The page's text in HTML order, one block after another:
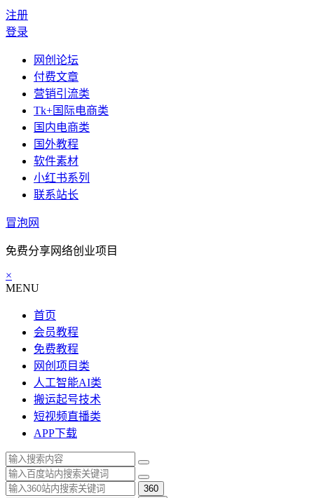
注册
登录
网创论坛
付费文章
营销引流类
Tk+国际电商类
国内电商类
国外教程
软件素材
小红书系列
联系站长
冒泡网
免费分享网络创业项目
×
MENU
首页
会员教程
免费教程
网创项目类
人工智能AI类
搬运起号技术
短视频直播类
APP下载
360